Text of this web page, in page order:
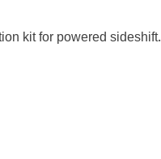
kit for powered sideshift.